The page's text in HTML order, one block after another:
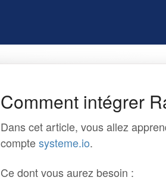
Comment intégrer
Dans cet article, vous allez
comptesysteme.io.
Ce dont vous aurez besoin :